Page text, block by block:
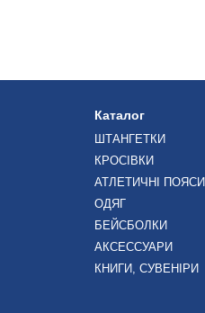
Каталог
ШТАНГЕТКИ
КРОСІВКИ
АТЛЕТИЧНІ ПОЯСИ
ОДЯГ
БЕЙСБОЛКИ
АКСЕССУАРИ
КНИГИ, СУВЕНІРИ